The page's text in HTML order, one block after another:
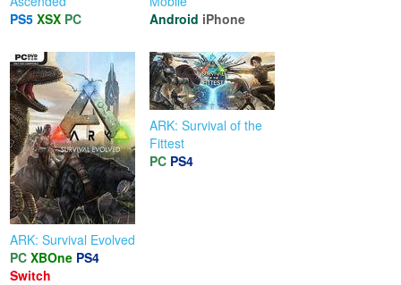
PS5 XSX PC
Android iPhone
ARK: Survival Evolved
PC XBOne PS4
Switch
ARK: Survival of the
Fittest
PC PS4